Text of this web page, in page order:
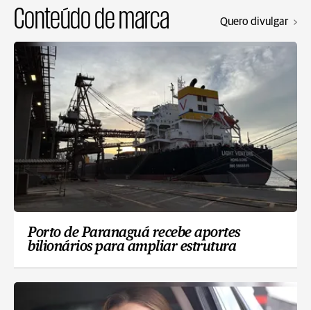
Conteúdo de marca Quero divulgar
Porto de Paranaguá recebe aportes
bilionários para ampliar estrutura